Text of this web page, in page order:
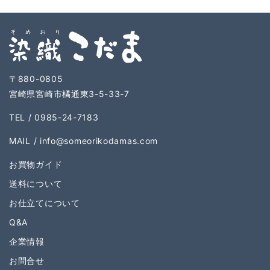
〒880-0805
宮崎県宮崎市橘通東3-5-33-7
TEL / 0985-24-7183
MAIL / info@someorikodamas.com
お買物ガイド
送料について
お仕立てについて
Q&A
企業情報
お問合せ